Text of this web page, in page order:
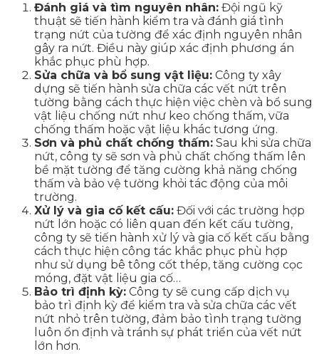
Đánh giá và tìm nguyên nhân: Đội ngũ kỹ
thuật sẽ tiến hành kiểm tra và đánh giá tình
trạng nứt của tường để xác định nguyên nhân
gây ra nứt. Điều này giúp xác định phương án
khắc phục phù hợp.
Sửa chữa và bổ sung vật liệu: Công ty xây
dựng sẽ tiến hành sửa chữa các vết nứt trên
tường bằng cách thực hiện việc chèn và bổ sung
vật liệu chống nứt như keo chống thấm, vữa
chống thấm hoặc vật liệu khác tương ứng.
Sơn và phủ chất chống thấm: Sau khi sửa chữa
nứt, công ty sẽ sơn và phủ chất chống thấm lên
bề mặt tường để tăng cường khả năng chống
thấm và bảo vệ tường khỏi tác động của môi
trường.
Xử lý và gia cố kết cấu: Đối với các trường hợp
nứt lớn hoặc có liên quan đến kết cấu tường,
công ty sẽ tiến hành xử lý và gia cố kết cấu bằng
cách thực hiện công tác khắc phục phù hợp
như sử dụng bê tông cốt thép, tăng cường cọc
móng, đặt vật liệu gia cố…
Bảo trì định kỳ: Công ty sẽ cung cấp dịch vụ
bảo trì định kỳ để kiểm tra và sửa chữa các vết
nứt nhỏ trên tường, đảm bảo tình trạng tường
luôn ổn định và tránh sự phát triển của vết nứt
lớn hơn.